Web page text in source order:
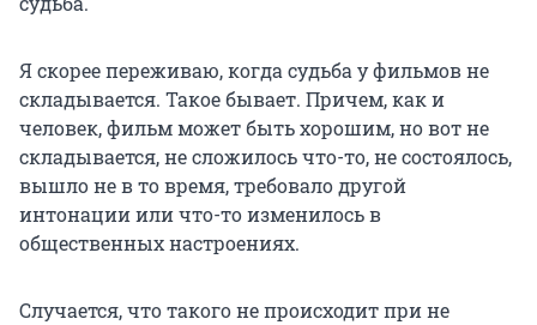
Я скорее переживаю, когда судьба у фильмов не
складывается. Такое бывает. Причем, как и
человек, фильм может быть хорошим, но вот не
складывается, не сложилось что-то, не состоялось,
вышло не в то время, требовало другой
интонации или что-то изменилось в
общественных настроениях.
Случается, что такого не происходит при не